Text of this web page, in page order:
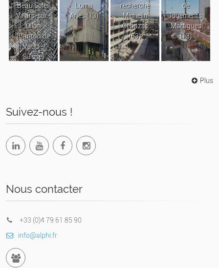
Beau Soleil
Villars-sur-
Ollon
(Canton de
Vaud -
Suisse)
Luma
Arles (13)
recherche
Michelin
Cébazat
(63)
de
logements
Martigues
(13)
Plus
Suivez-nous !
Nous contacter
+33 (0)4 79 61 85 90
info@alphi.fr